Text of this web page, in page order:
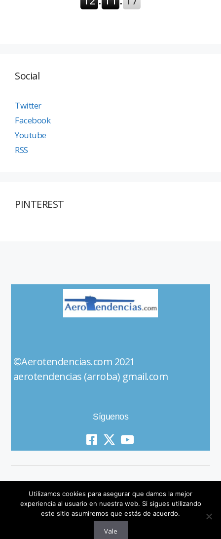
Social
Twitter
Facebook
Youtube
RSS
PINTEREST
©Aerotendencias.com 2021
aerotendencias (arroba) gmail.com
Síguenos
© 2019 All Rights Reserved
Utilizamos cookies para asegurar que damos la mejor
experiencia al usuario en nuestra web. Si sigues utilizando
este sitio asumiremos que estás de acuerdo.
Vale